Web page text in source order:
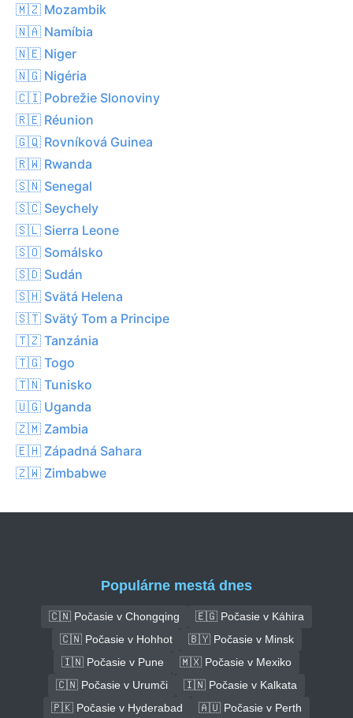
🇲🇿 Mozambik
🇳🇦 Namíbia
🇳🇪 Niger
🇳🇬 Nigéria
🇨🇮 Pobrežie Slonoviny
🇷🇪 Réunion
🇬🇶 Rovníková Guinea
🇷🇼 Rwanda
🇸🇳 Senegal
🇸🇨 Seychely
🇸🇱 Sierra Leone
🇸🇴 Somálsko
🇸🇩 Sudán
🇸🇭 Svätá Helena
🇸🇹 Svätý Tom a Principe
🇹🇿 Tanzánia
🇹🇬 Togo
🇹🇳 Tunisko
🇺🇬 Uganda
🇿🇲 Zambia
🇪🇭 Západná Sahara
🇿🇼 Zimbabwe
Populárne mestá dnes
🇨🇳 Počasie v Chongqing
🇪🇬 Počasie v Káhira
🇨🇳 Počasie v Hohhot
🇧🇾 Počasie v Minsk
🇮🇳 Počasie v Pune
🇲🇽 Počasie v Mexiko
🇨🇳 Počasie v Urumči
🇮🇳 Počasie v Kalkata
🇵🇰 Počasie v Hyderabad
🇦🇺 Počasie v Perth